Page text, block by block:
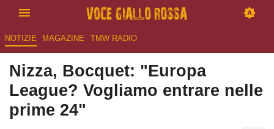
NOTIZIE MAGAZINE TMW RADIO
Nizza, Bocquet: "Europa
League? Vogliamo entrare nelle
prime 24"